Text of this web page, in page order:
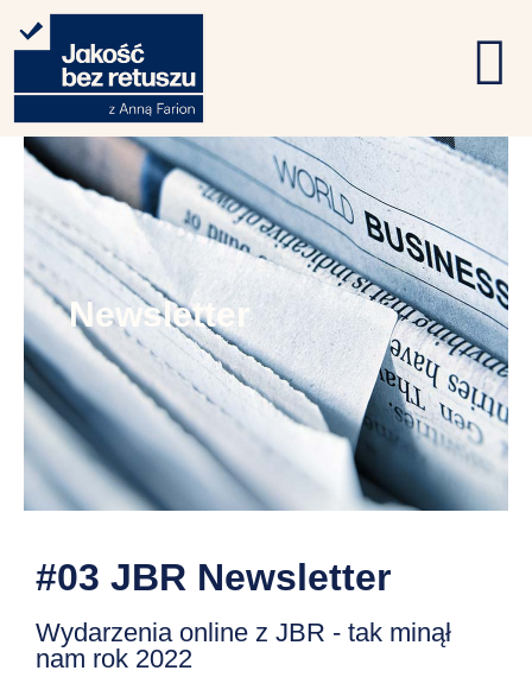
Newsletter
#03 JBR Newsletter
Wydarzenia online z JBR - tak minął
nam rok 2022